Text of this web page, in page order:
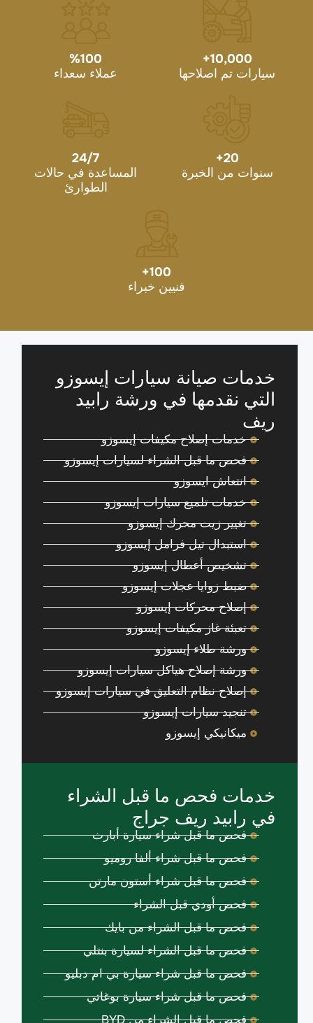
10,000
+
سيارات تم اصلاحها
100
%
عملاء سعداء
20
+
سنوات من الخبرة
24/7
المساعدة في حالات
الطوارئ
100
+
فنيين خبراء
خدمات صيانة سيارات إيسوزو
التي نقدمها في ورشة رابيد
ريف
خدمات إصلاح مكيفات إيسوزو
فحص ما قبل الشراء لسيارات إيسوزو
انتعاش ايسوزو
خدمات تلميع سيارات إيسوزو
تغيير زيت محرك إيسوزو
استبدال تيل فرامل إيسوزو
تشخيص أعطال إيسوزو
ضبط زوايا عجلات إيسوزو
إصلاح محركات إيسوزو
تعبئة غاز مكيفات إيسوزو
ورشة طلاء إيسوزو
ورشة إصلاح هياكل سيارات إيسوزو
إصلاح نظام التعليق في سيارات إيسوزو
تنجيد سيارات إيسوزو
ميكانيكي إيسوزو
خدمات فحص ما قبل الشراء
في رابيد ريف جراج
فحص ما قبل شراء سيارة أبارث
فحص ما قبل شراء ألفا روميو
فحص ما قبل شراء أستون مارتن
فحص أودي قبل الشراء
فحص ما قبل الشراء من بايك
فحص ما قبل الشراء لسيارة بنتلي
فحص ما قبل شراء سيارة بي ام دبليو
فحص ما قبل شراء سيارة بوغاتي
فحص ما قبل الشراء من BYD